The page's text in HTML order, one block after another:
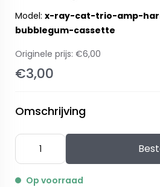
Model: x-ray-cat-trio-amp-
bubblegum-cassette
Originele prijs: €6,00
€3,00
Omschrijving
Op voorraad